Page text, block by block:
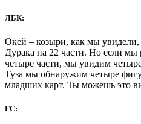
ЛБК:
Окей – козыри, как мы
Дурака на 22 части. Но если мы
четыре части, мы увидим
Туза мы обнаружим четыре
младших карт. Ты можешь это
ГС: